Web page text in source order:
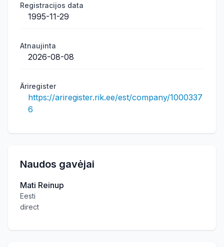
Registracijos data
1995-11-29
Atnaujinta
2026-08-08
Äriregister
https://ariregister.rik.ee/est/company/1000337
6
Naudos gavėjai
Mati Reinup
Eesti
direct